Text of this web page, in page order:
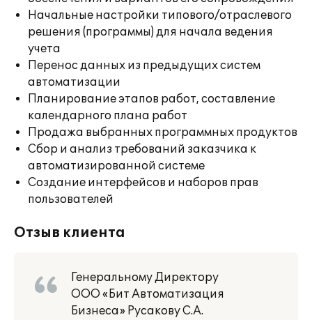
Начальные настройки типового/отраслевого
решения (программы) для начала ведения
учета
Перенос данных из предыдущих систем
автоматизации
Планирование этапов работ, составление
календарного плана работ
Продажа выбранных программных продуктов
Сбор и анализ требований заказчика к
автоматизированной системе
Создание интерфейсов и наборов прав
пользователей
Отзыв клиента
Генеральному Директору
ООО «Бит Автоматизация
Бизнеса» Русакову С.А.